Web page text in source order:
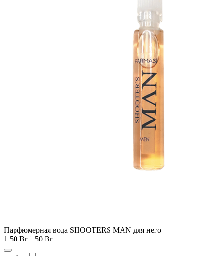
Парфюмерная вода SHOOTERS MAN для него
1.50 Br 1.50 Br